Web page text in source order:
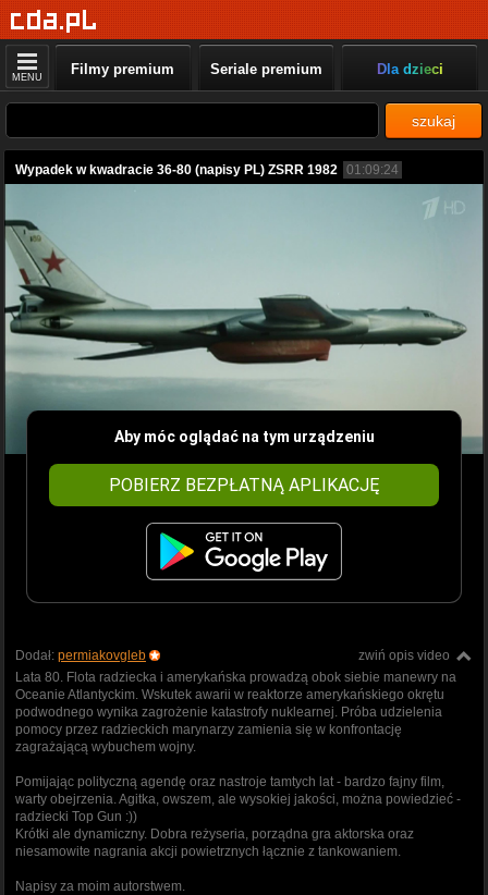
MENU Filmy premium Seriale premium Dla dzieci
szukaj
Wypadek w kwadracie 36-80 (napisy PL) ZSRR 1982 01:09:24
Aby móc oglądać na tym urządzeniu
POBIERZ BEZPŁATNĄ APLIKACJĘ
zwiń opis video
Dodał: permiakovgleb
Lata 80. Flota radziecka i amerykańska prowadzą obok siebie manewry na
Oceanie Atlantyckim. Wskutek awarii w reaktorze amerykańskiego okrętu
podwodnego wynika zagrożenie katastrofy nuklearnej. Próba udzielenia
pomocy przez radzieckich marynarzy zamienia się w konfrontację
zagrażającą wybuchem wojny.
Pomijając polityczną agendę oraz nastroje tamtych lat - bardzo fajny film,
warty obejrzenia. Agitka, owszem, ale wysokiej jakości, można powiedzieć -
radziecki Top Gun :))
Krótki ale dynamiczny. Dobra reżyseria, porządna gra aktorska oraz
niesamowite nagrania akcji powietrznych łącznie z tankowaniem.
Napisy za moim autorstwem.